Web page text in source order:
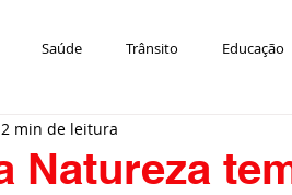
Saúde Trânsito Educação
Entrevista
Natureza
2 min de leitura